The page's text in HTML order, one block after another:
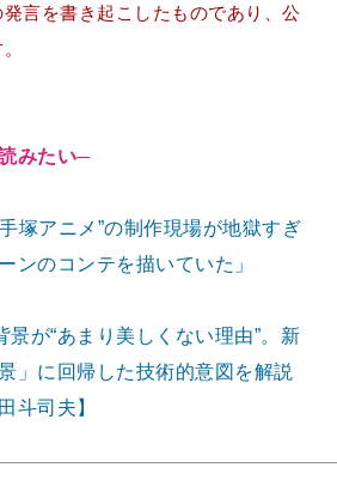
言を書き起こしたものであり、公
みたい─
塚アニメ”の制作現場が地獄すぎ
ンのコンテを描いていた」
景が“あまり美しくない理由”。新
」に回帰した技術的意図を解説
斗司夫】